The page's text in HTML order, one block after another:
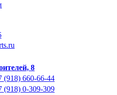
8
(918) 660-66-44
(918) 0-309-309